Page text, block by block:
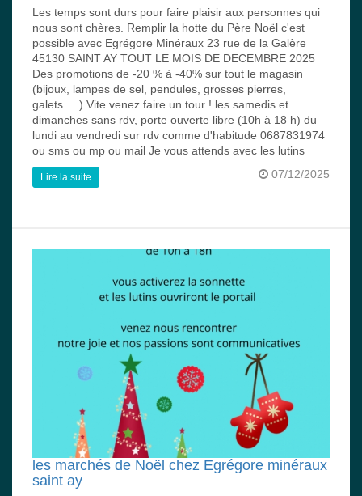
Les temps sont durs pour faire plaisir aux personnes qui
nous sont chères. Remplir la hotte du Père Noël c'est
possible avec Egrégore Minéraux 23 rue de la Galère
45130 SAINT AY TOUT LE MOIS DE DECEMBRE 2025
Des promotions de -20 % à -40% sur tout le magasin
(bijoux, lampes de sel, pendules, grosses pierres,
galets.....) Vite venez faire un tour ! les samedis et
dimanches sans rdv, porte ouverte libre (10h à 18 h) du
lundi au vendredi sur rdv comme d'habitude 0687831974
ou sms ou mp ou mail Je vous attends avec les lutins
07/12/2025
Lire la suite
les marchés de Noël chez Egrégore minéraux
saint ay